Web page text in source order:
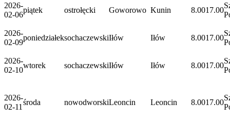
2026-
02-06
piątek ostrołęcki Goworowo Kunin 8.0017.00
2026-
02-09
poniedziałeksochaczewskiIłów Iłów 8.0017.00
2026-
02-10
wtorek sochaczewskiIłów Iłów 8.0017.00
2026-
02-11
środa nowodworskiLeoncin Leoncin 8.0017.00